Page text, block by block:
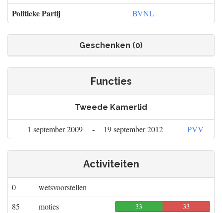
Politieke Partij BVNL
Geschenken (0)
Functies
Tweede Kamerlid
1 september 2009 - 19 september 2012 PVV
Activiteiten
0
wetsvoorstellen
85
moties 33 33